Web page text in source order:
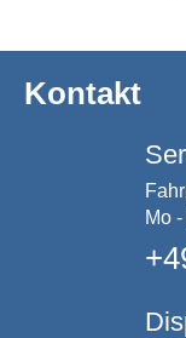
Kontakt
Mo